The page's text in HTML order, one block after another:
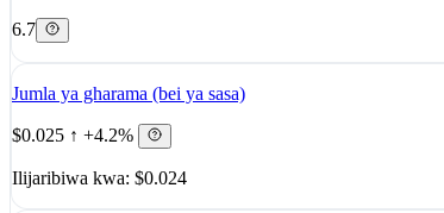
6.7
Jumla ya gharama (bei ya sasa)
$0.025 ↑ +4.2%
Ilijaribiwa kwa: $0.024